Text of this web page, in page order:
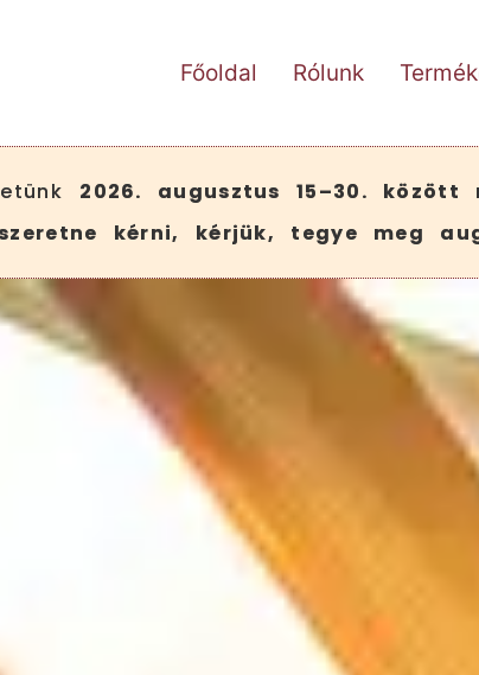
Főoldal Rólunk
2026. augusztus 15–30.
kérni, kérjük, tegye meg